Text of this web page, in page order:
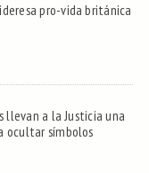
pro-vida británica
llevan a la Justicia una
ocultar símbolos